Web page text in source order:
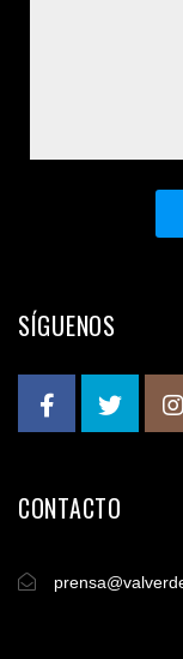
SÍGUENOS
CONTACTO